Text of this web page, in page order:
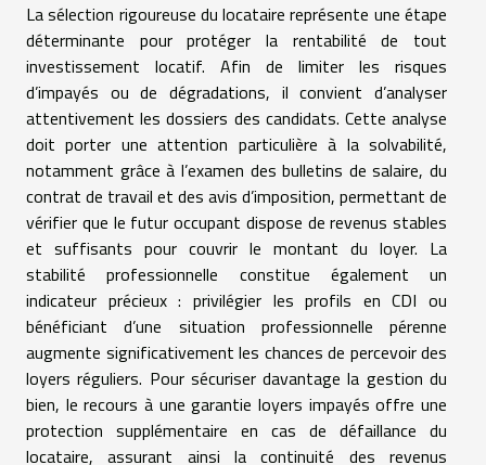
La sélection rigoureuse du locataire représente une étape
déterminante pour protéger la rentabilité de tout
investissement locatif. Afin de limiter les risques
d’impayés ou de dégradations, il convient d’analyser
attentivement les dossiers des candidats. Cette analyse
doit porter une attention particulière à la solvabilité,
notamment grâce à l’examen des bulletins de salaire, du
contrat de travail et des avis d’imposition, permettant de
vérifier que le futur occupant dispose de revenus stables
et suffisants pour couvrir le montant du loyer. La
stabilité professionnelle constitue également un
indicateur précieux : privilégier les profils en CDI ou
bénéficiant d’une situation professionnelle pérenne
augmente significativement les chances de percevoir des
loyers réguliers. Pour sécuriser davantage la gestion du
bien, le recours à une garantie loyers impayés offre une
protection supplémentaire en cas de défaillance du
locataire, assurant ainsi la continuité des revenus